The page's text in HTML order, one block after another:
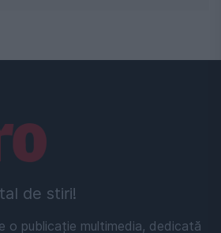
de stiri!
o publicație multimedia, dedicată